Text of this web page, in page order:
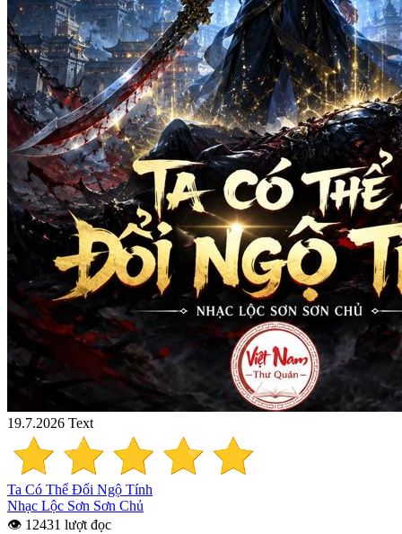
19.7.2026 Text
Ta Có Thể Đổi Ngộ Tính
Nhạc Lộc Sơn Sơn Chủ
👁 12431 lượt đọc